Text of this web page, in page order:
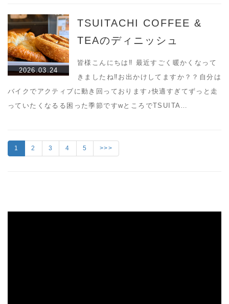
2026.03.24
TSUITACHI COFFEE &
TEAのディニッシュ
皆様こんにちは‼︎ 最近すごく暖かくなって
きましたね‼︎お出かけしてますか？？自分は
バイクでアクティブに動き回っております♪快適すぎてずっと走
っていたくなるる困った季節ですwところでTSUITA…
1 2 3 4 5 >>>